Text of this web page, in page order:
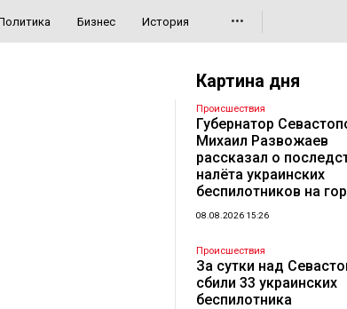
Бизнес История •••
Картина дня
Происшествия
Губернатор
Михаил Развожаев
рассказал о
налёта украинских
беспилотников на
08.08.2026 15:26
Происшествия
За сутки над
сбили 33 украинских
беспилотника